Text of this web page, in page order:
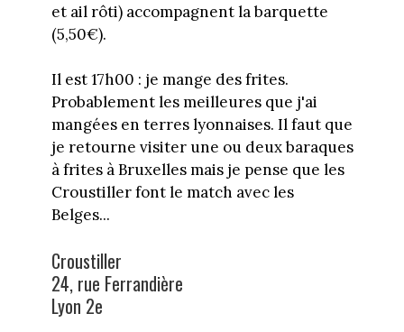
et ail rôti) accompagnent la barquette
(5,50€).
Il est 17h00 : je mange des frites.
Probablement les meilleures que j'ai
mangées en terres lyonnaises. Il faut que
je retourne visiter une ou deux baraques
à frites à Bruxelles mais je pense que les
Croustiller font le match avec les
Belges...
Croustiller
24, rue Ferrandière
Lyon 2e